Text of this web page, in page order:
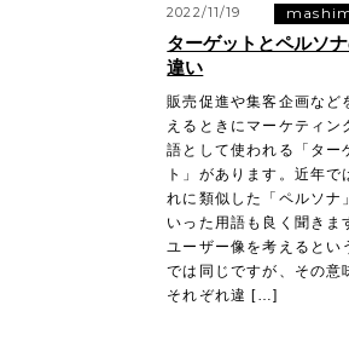
2022/11/19
ターゲットとペルソ
違い
販売促進や集客企画など
えるときにマーケティン
語として使われる「ター
ト」があります。近年で
れに類似した「ペルソナ
いった用語も良く聞きま
ユーザー像を考えるとい
では同じですが、その意
それぞれ違 […]